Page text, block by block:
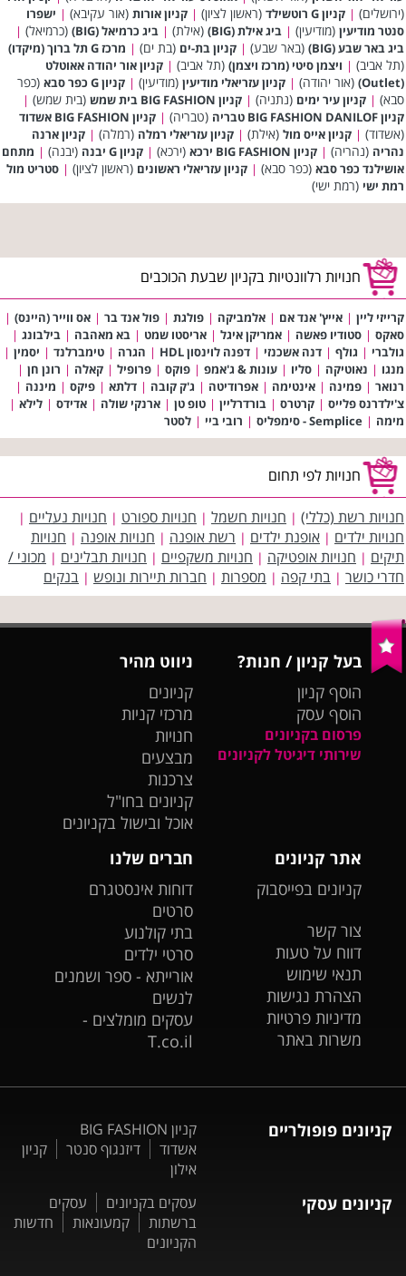
(ירושלים) | קניון G רוטשילד (ראשון לציון) | קניון אורות (אור עקיבא) | ישפרו
סנטר מודיעין (מודיעין) | ביג אילת (BIG) (אילת) | ביג כרמיאל (BIG) (כרמיאל) |
ביג באר שבע (BIG)
(באר שבע) | קניון בת-ים (בת ים) | מרכז G תל ברוך (מיקדו)
(תל אביב) | ויצמן סיטי (מרכז ויצמן) (תל אביב) | קניון אור יהודה אאוטלט
(Outlet)
(אור יהודה) | קניון עזריאלי מודיעין (מודיעין) | קניון G כפר סבא
(כפר
סבא) | קניון עיר ימים (נתניה) | קניון BIG FASHION בית שמש (בית שמש) |
קניון BIG FASHION DANILOF טבריה
(טבריה) | קניון BIG FASHION אשדוד
(אשדוד) | קניון אייס מול (אילת) | קניון עזריאלי רמלה (רמלה) | קניון ארנה
נהריה (נהריה) | קניון BIG FASHION ירכא (ירכא) | קניון G יבנה (יבנה) | מתחם
אושילנד כפר סבא (כפר סבא) | קניון עזריאלי ראשונים (ראשון לציון) | סטריט מול
רמת ישי (רמת ישי)
חנויות רלוונטיות בקניון שבעת הכוכבים
קרייזי ליין | אייץ' אנד אם | אלמביקה | פולגת | פול אנד בר | אס ווייר (היינס) |
סאקס | סטודיו פאשה | אמריקן איגל | אריסטו שמט | בא מאהבה | בילבונג |
גולברי | גולף | דנה אשכנזי | דפנה לוינסון HDL | הגרה | טימברלנד | יסמין |
מנגו | נאוטיקה | סליו | עונות & ג'אמפ | פוקס | פרופיל | קאלה | רונן חן |
רנואר | פמינה | אינטימה | אפרודיטה | ג'ק קובה | דלתא | פיקס | מיננה |
צ'ילדרנס פלייס | קרטרס | בורדרליין | טופ טן | ארנקי שולה | אדידס | לילא |
מימה | Semplice - סימפליס | רובי ביי | לסטר
חנויות לפי תחום
חנויות רשת (כללי) | חנויות חשמל | חנויות ספורט | חנויות נעליים |
חנויות ילדים | אופנת ילדים | רשת אופנה | חנויות אופנה | חנויות
תיקים | חנויות אופטיקה | חנויות משקפיים | חנויות תבלינים | מכוני /
חדרי כושר | בתי קפה | מספרות | חברות תיירות ונופש | בנקים
בעל קניון / חנות?
הוסף קניון
הוסף עסק
פרסום בקניונים
שירותי דיגיטל לקניונים
ניווט מהיר
קניונים
מרכזי קניות
חנויות
מבצעים
צרכנות
קניונים בחו"ל
אוכל ובישול בקניונים
אתר קניונים
קניונים בפייסבוק
צור קשר
דווח על טעות
תנאי שימוש
הצהרת נגישות
מדיניות פרטיות
משרות באתר
חברים שלנו
דוחות אינסטגרם
סרטים
בתי קולנוע
סרטי ילדים
אורייתא - ספר ושמנים
לנשים
עסקים מומלצים -
T.co.il
קניונים פופולריים
קניון BIG FASHION
אשדוד
דיזנגוף סנטר
קניון
אילון
קניונים עסקי עסקים בקניונים
עסקים
ברשתות
קמעונאות
חדשות
הקניונים